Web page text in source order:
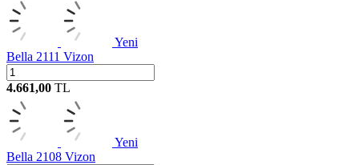
Yeni
Bella 2111 Vizon
4.661,00 TL
Yeni
Bella 2108 Vizon